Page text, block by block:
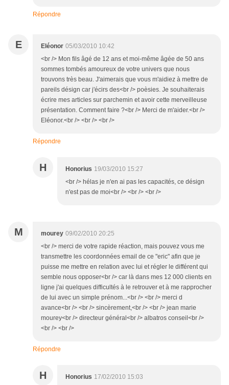
Répondre
E Eléonor 05/03/2010 10:42
<br /> Mon fils âgé de 12 ans et moi-même âgée de 50 ans
sommes tombés amoureux de votre univers que nous
trouvons très beau. J'aimerais que vous m'aidiez à mettre de
pareils désign car j'écirs des<br /> poèsies. Je souhaiterais
écrire mes articles sur parchemin et avoir cette merveilleuse
présentation. Comment faire ?<br /> Merci de m'aider.<br />
Eléonor.<br /> <br /> <br />
Répondre
H Honorius 19/03/2010 15:27
<br /> hélas je n'en ai pas les capacités, ce désign
n'est pas de moi<br /> <br /> <br />
M mourey 09/02/2010 20:25
<br /> merci de votre rapide réaction, mais pouvez vous me
transmettre les coordonnées email de ce "eric" afin que je
puisse me mettre en relation avec lui et régler le différent qui
semble nous opposer<br /> car là dans mes 12 000 clients en
ligne j'ai quelques difficultés à le retrouver et à me rapprocher
de lui avec un simple prénom...<br /> <br /> merci d
avance<br /> <br /> sincèrement,<br /> <br /> jean marie
mourey<br /> directeur général<br /> albatros conseil<br />
<br /> <br />
Répondre
H Honorius 17/02/2010 15:03